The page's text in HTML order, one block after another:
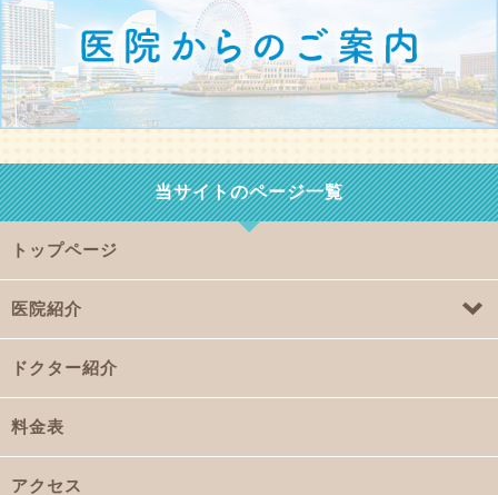
当サイトのページ一覧
トップページ
医院紹介
ドクター紹介
料金表
アクセス